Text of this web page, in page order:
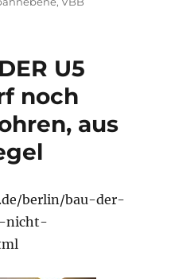
U5
noch
aus
berlin/bau-der-
nicht-